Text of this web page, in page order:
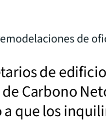
de
de
Carbono
que los